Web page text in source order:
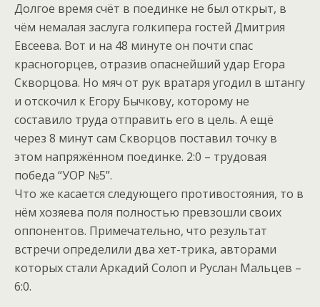
Долгое время счёт в поединке не был открыт, в
чём немалая заслуга голкипера гостей Дмитрия
Евсеева. Вот и на 48 минуте он почти спас
красногорцев, отразив опаснейший удар Егора
Скворцова. Но мяч от рук вратаря угодил в штангу
и отскочил к Егору Бычкову, которому не
составило труда отправить его в цель. А ещё
через 8 минут сам Скворцов поставил точку в
этом напряжённом поединке. 2:0 – трудовая
победа “УОР №5”.
Что же касается следующего противостояния, то в
нём хозяева поля полностью превзошли своих
оппонентов. Примечательно, что результат
встречи определили два хет-трика, авторами
которых стали Аркадий Солоп и Руслан Мальцев –
6:0.